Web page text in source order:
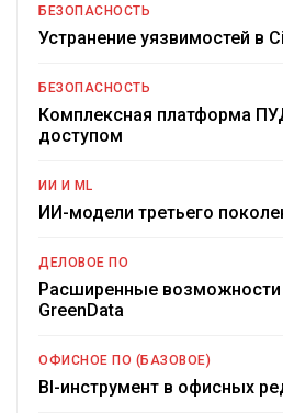
БЕЗОПАСНОСТЬ
Устранение уязвимостей в
БЕЗОПАСНОСТЬ
Комплексная платформа
доступом
ИИ И ML
ИИ-модели третьего
ДЕЛОВОЕ ПО
Расширенные
GreenData
ОФИСНОЕ ПО (БАЗОВОЕ)
BI-инструмент в офисных